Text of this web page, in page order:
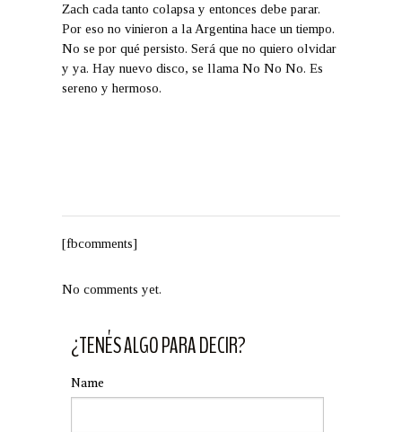
Zach cada tanto colapsa y entonces debe parar.
Por eso no vinieron a la Argentina hace un tiempo.
No se por qué persisto. Será que no quiero olvidar
y ya. Hay nuevo disco, se llama No No No. Es
sereno y hermoso.
[fbcomments]
No comments yet.
¿TENÉS ALGO PARA DECIR?
Name